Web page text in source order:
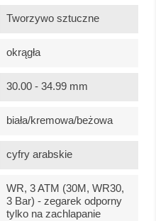
Tworzywo sztuczne
okrągła
30.00 - 34.99 mm
biała/kremowa/beżowa
cyfry arabskie
WR, 3 ATM (30M, WR30,
3 Bar) - zegarek odporny
tylko na zachlapanie